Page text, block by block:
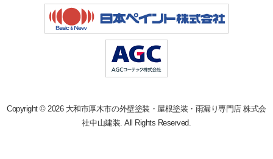
Copyright © 2026 大和市厚木市の外壁塗装・屋根塗装・雨漏り専門店 株式会
社中山建装. All Rights Reserved.